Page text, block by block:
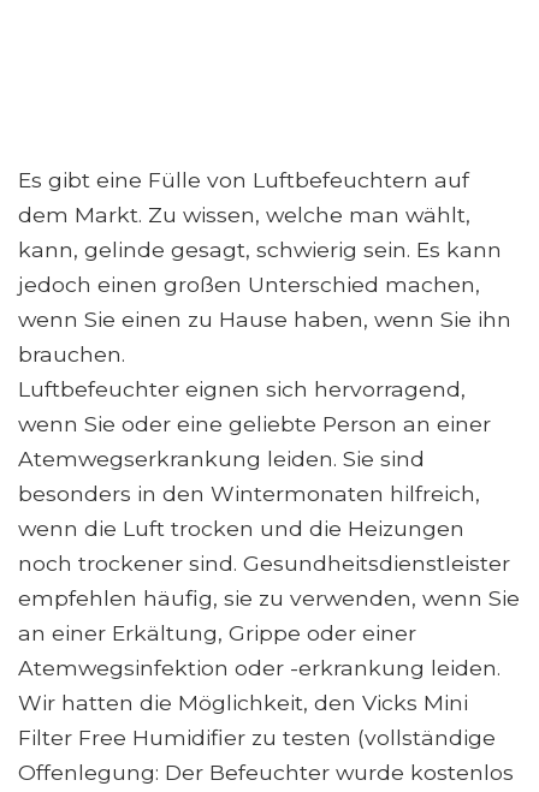
Es gibt eine Fülle von Luftbefeuchtern auf
dem Markt. Zu wissen, welche man wählt,
kann, gelinde gesagt, schwierig sein. Es kann
jedoch einen großen Unterschied machen,
wenn Sie einen zu Hause haben, wenn Sie ihn
brauchen.
Luftbefeuchter eignen sich hervorragend,
wenn Sie oder eine geliebte Person an einer
Atemwegserkrankung leiden. Sie sind
besonders in den Wintermonaten hilfreich,
wenn die Luft trocken und die Heizungen
noch trockener sind. Gesundheitsdienstleister
empfehlen häufig, sie zu verwenden, wenn Sie
an einer Erkältung, Grippe oder einer
Atemwegsinfektion oder -erkrankung leiden.
Wir hatten die Möglichkeit, den Vicks Mini
Filter Free Humidifier zu testen (vollständige
Offenlegung: Der Befeuchter wurde kostenlos